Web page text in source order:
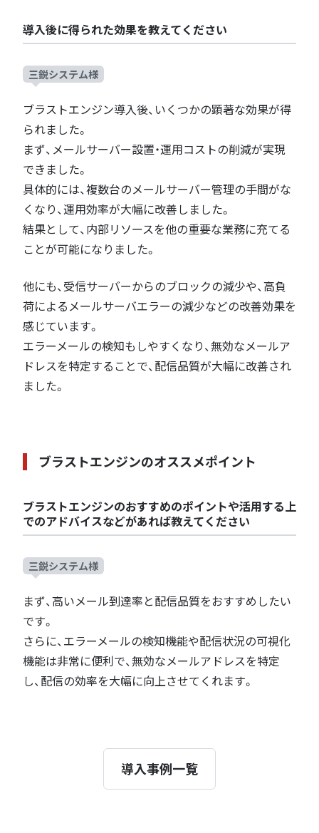
導入後に得られた効果を教えてください
三鋭システム様
ブラストエンジン導入後、いくつかの顕著な効果が得
られました。
まず、メールサーバー設置・運用コストの削減が実現
できました。
具体的には、複数台のメールサーバー管理の手間がな
くなり、運用効率が大幅に改善しました。
結果として、内部リソースを他の重要な業務に充てる
ことが可能になりました。
他にも、受信サーバーからのブロックの減少や、高負
荷によるメールサーバエラーの減少などの改善効果を
感じています。
エラーメールの検知もしやすくなり、無効なメールア
ドレスを特定することで、配信品質が大幅に改善され
ました。
ブラストエンジンのオススメポイント
ブラストエンジンのおすすめのポイントや活用する上
でのアドバイスなどがあれば教えてください
三鋭システム様
まず、高いメール到達率と配信品質をおすすめしたい
です。
さらに、エラーメールの検知機能や配信状況の可視化
機能は非常に便利で、無効なメールアドレスを特定
し、配信の効率を大幅に向上させてくれます。
導入事例一覧